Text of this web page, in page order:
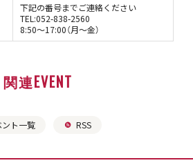
下記の番号までご連絡ください
TEL:052-838-2560
8:50～17:00（月～金）
関連EVENT
ント一覧 RSS